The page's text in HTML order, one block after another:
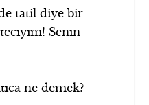
tatil diye bir
Senin
ne demek?